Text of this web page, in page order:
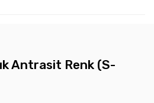
Antrasit Renk (S-